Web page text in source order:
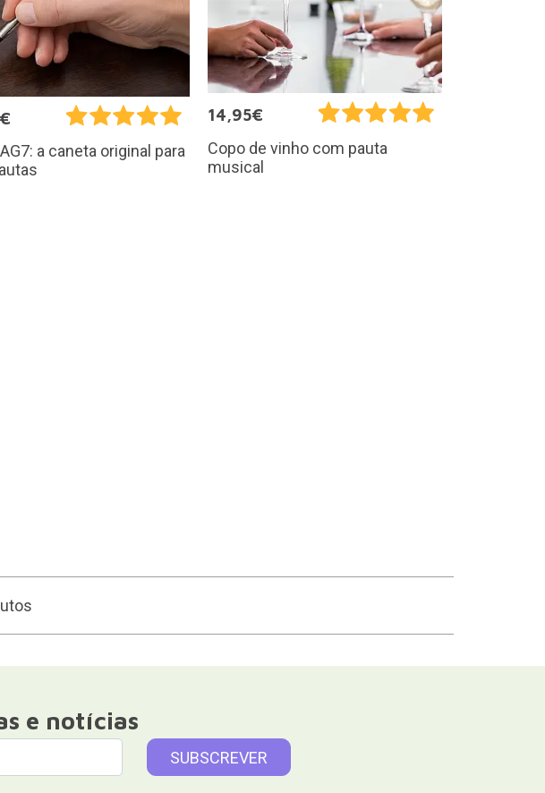
a caneta original para
14,95€
Copo de vinho com pauta
musical
e notícias